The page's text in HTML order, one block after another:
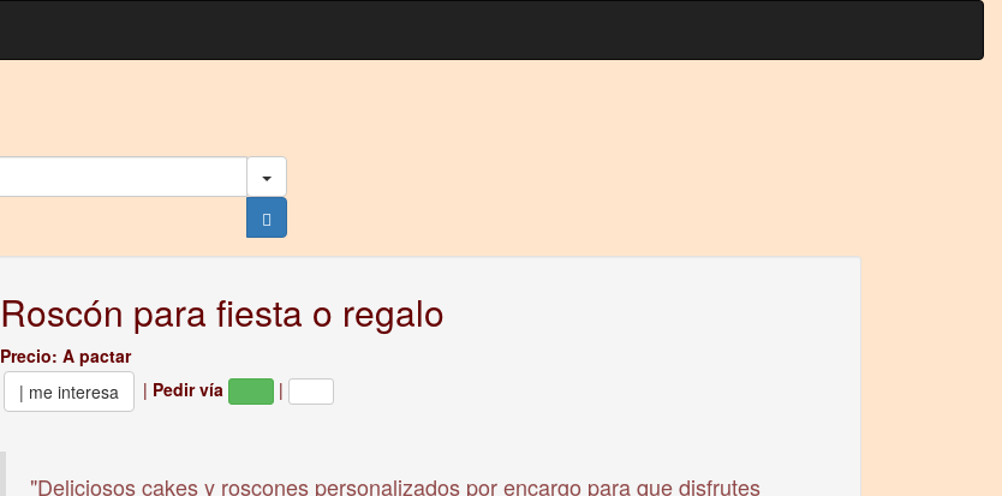
Roscón para fiesta o regalo
Precio: A pactar
| me interesa
| Pedir vía |
"Deliciosos cakes y roscones personalizados por encargo para que disfrutes